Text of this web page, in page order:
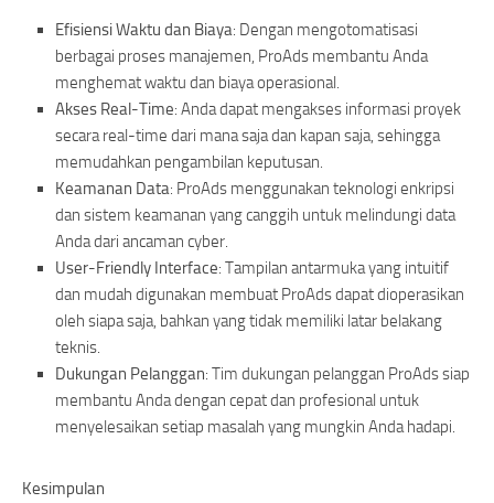
Efisiensi Waktu dan Biaya: Dengan mengotomatisasi
berbagai proses manajemen, ProAds membantu Anda
menghemat waktu dan biaya operasional.
Akses Real-Time: Anda dapat mengakses informasi proyek
secara real-time dari mana saja dan kapan saja, sehingga
memudahkan pengambilan keputusan.
Keamanan Data: ProAds menggunakan teknologi enkripsi
dan sistem keamanan yang canggih untuk melindungi data
Anda dari ancaman cyber.
User-Friendly Interface: Tampilan antarmuka yang intuitif
dan mudah digunakan membuat ProAds dapat dioperasikan
oleh siapa saja, bahkan yang tidak memiliki latar belakang
teknis.
Dukungan Pelanggan: Tim dukungan pelanggan ProAds siap
membantu Anda dengan cepat dan profesional untuk
menyelesaikan setiap masalah yang mungkin Anda hadapi.
Kesimpulan